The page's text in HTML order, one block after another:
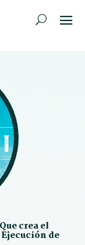
crea el
de